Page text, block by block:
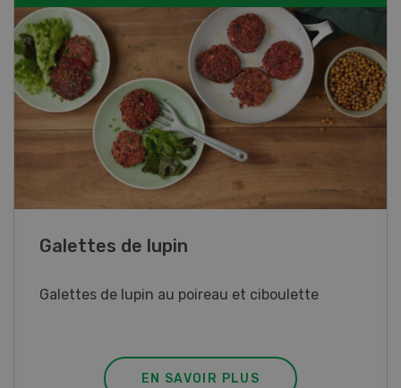
Rouleaux de printemps
Rouleaux de printemps aux poulet
EN SAVOIR PLUS